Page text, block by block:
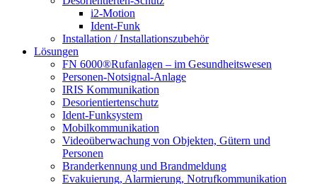
i2-Motion
Ident-Funk
Installation / Installationszubehör
Lösungen
FN 6000®Rufanlagen – im Gesundheitswesen
Personen-Notsignal-Anlage
IRIS Kommunikation
Desorientiertenschutz
Ident-Funksystem
Mobilkommunikation
Videoüberwachung von Objekten, Gütern und
Personen
Branderkennung und Brandmeldung
Evakuierung, Alarmierung, Notrufkommunikation